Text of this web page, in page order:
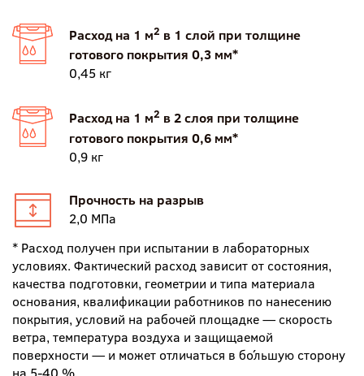
Расход на 1 м2 в 1 слой при толщине
готового покрытия 0,3 мм*
0,45 кг
Расход на 1 м2 в 2 слоя при толщине
готового покрытия 0,6 мм*
0,9 кг
Прочность на разрыв
2,0 МПа
* Расход получен при испытании в лабораторных
условиях. Фактический расход зависит от состояния,
качества подготовки, геометрии и типа материала
основания, квалификации работников по нанесению
покрытия, условий на рабочей площадке — скорость
ветра, температура воздуха и защищаемой
поверхности — и может отличаться в бо́льшую сторону